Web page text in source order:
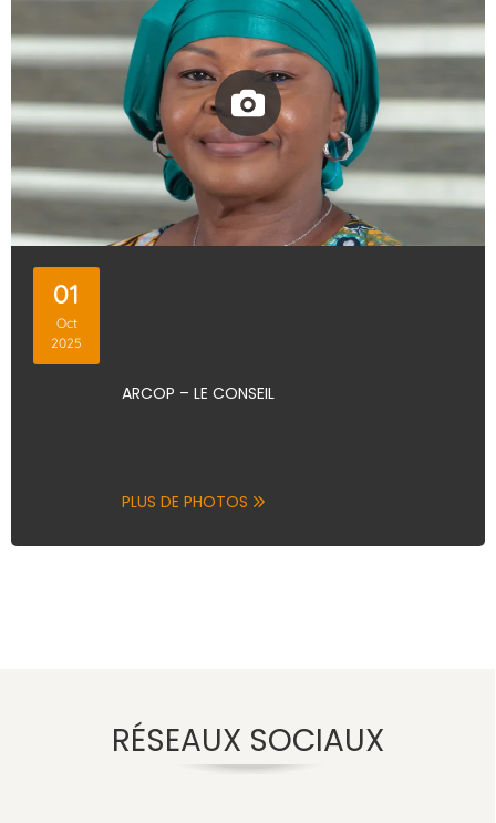
ARCOP – LE CONSEIL
01
Oct
2025
PLUS DE PHOTOS
RÉSEAUX SOCIAUX